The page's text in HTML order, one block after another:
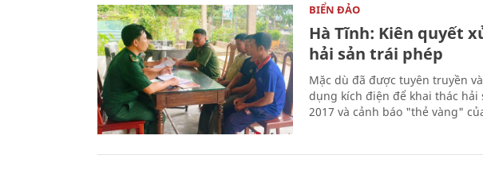
BIỂN ĐẢO
Hà Tĩnh: Kiên quyết
hải sản trái phép
Mặc dù đã được tuyên truyền
dụng kích điện để khai thác hải
2017 và cảnh báo "thẻ vàng"